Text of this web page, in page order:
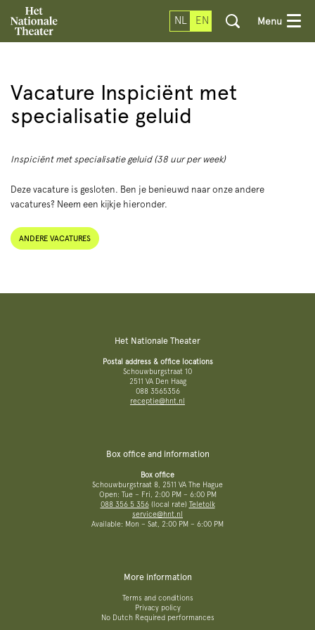
NL EN Menu
Vacature Inspiciënt met
specialisatie geluid
Inspiciënt met specialisatie geluid (38 uur per week)
Deze vacature is gesloten. Ben je benieuwd naar onze andere
vacatures? Neem een kijkje hieronder.
ANDERE VACATURES
Het Nationale Theater
Postal address & office locations
Schouwburgstraat 10
2511 VA Den Haag
088 3565356
receptie@hnt.nl
Box office and information
Box office
Schouwburgstraat 8, 2511 VA The Hague
Open: Tue – Fri, 2:00 PM – 6:00 PM
088 356 5 356(local rate) Teletolk
service@hnt.nl
Available: Mon – Sat, 2:00 PM – 6:00 PM
More information
Terms and conditions
Privacy policy
No Dutch Required performances